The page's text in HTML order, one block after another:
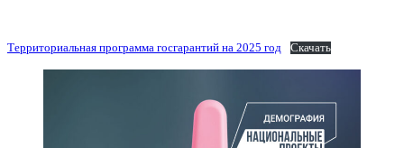
Территориальная программа госгарантий на 2025 год Скачать